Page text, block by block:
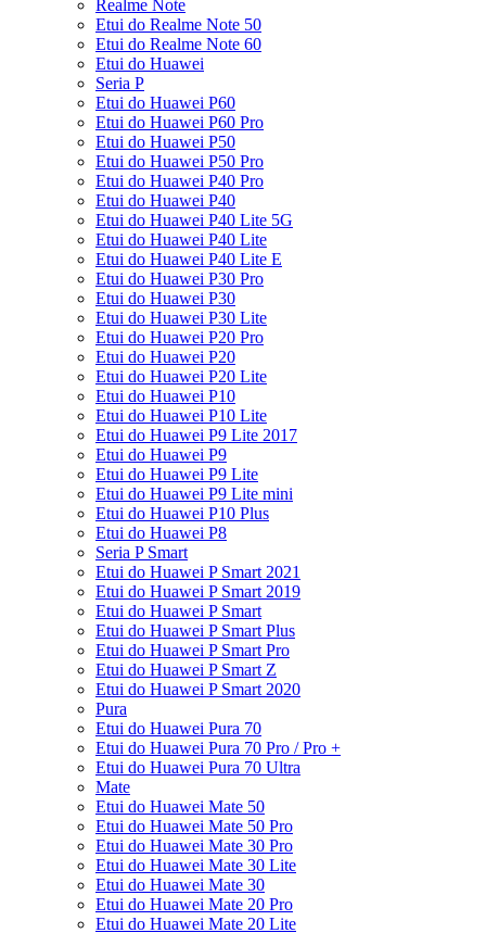
Realme Note
Etui do Realme Note 50
Etui do Realme Note 60
Etui do Huawei
Seria P
Etui do Huawei P60
Etui do Huawei P60 Pro
Etui do Huawei P50
Etui do Huawei P50 Pro
Etui do Huawei P40 Pro
Etui do Huawei P40
Etui do Huawei P40 Lite 5G
Etui do Huawei P40 Lite
Etui do Huawei P40 Lite E
Etui do Huawei P30 Pro
Etui do Huawei P30
Etui do Huawei P30 Lite
Etui do Huawei P20 Pro
Etui do Huawei P20
Etui do Huawei P20 Lite
Etui do Huawei P10
Etui do Huawei P10 Lite
Etui do Huawei P9 Lite 2017
Etui do Huawei P9
Etui do Huawei P9 Lite
Etui do Huawei P9 Lite mini
Etui do Huawei P10 Plus
Etui do Huawei P8
Seria P Smart
Etui do Huawei P Smart 2021
Etui do Huawei P Smart 2019
Etui do Huawei P Smart
Etui do Huawei P Smart Plus
Etui do Huawei P Smart Pro
Etui do Huawei P Smart Z
Etui do Huawei P Smart 2020
Pura
Etui do Huawei Pura 70
Etui do Huawei Pura 70 Pro / Pro +
Etui do Huawei Pura 70 Ultra
Mate
Etui do Huawei Mate 50
Etui do Huawei Mate 50 Pro
Etui do Huawei Mate 30 Pro
Etui do Huawei Mate 30 Lite
Etui do Huawei Mate 30
Etui do Huawei Mate 20 Pro
Etui do Huawei Mate 20 Lite